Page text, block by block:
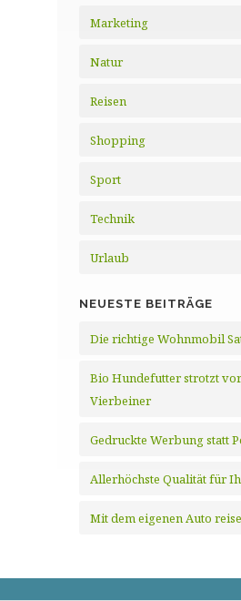
Marketing
Natur
Reisen
Shopping
Sport
Technik
Urlaub
NEUESTE BEITRÄGE
Die richtige Wohnmobil
Bio Hundefutter strotzt
Vierbeiner
Gedruckte Werbung statt
Allerhöchste Qualität für
Mit dem eigenen Auto